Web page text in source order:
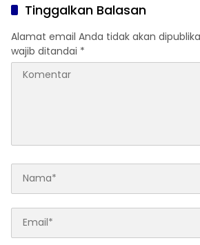
Tinggalkan Balasan
Alamat email Anda tidak akan
wajib ditandai *